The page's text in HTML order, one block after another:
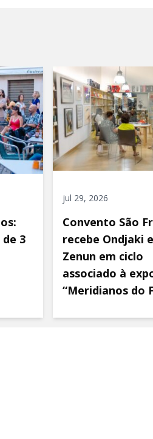
3
jul 29, 2026
Convento São
recebe Ondjaki
Zenun em ciclo
associado à
“Meridianos do